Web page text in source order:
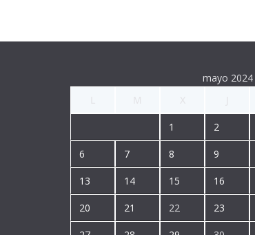
mayo 2024
1 2
6 7 8 9
13 14 15 16
20 21 22 23